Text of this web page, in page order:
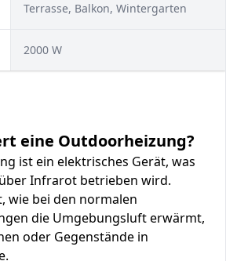
Terrasse, Balkon, Wintergarten
2000 W
eine Outdoorheizung?
ist ein elektrisches Gerät, was
Infrarot betrieben wird.
wie bei den normalen
die Umgebungsluft erwärmt,
oder Gegenstände in